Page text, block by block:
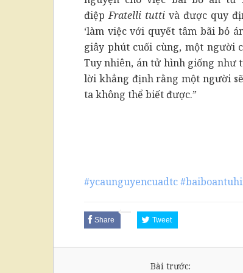
điệpFratelli tuttivà được quy
‘làm việc với quyết tâm bãi bỏ
giây phút cuối cùng, một người
Tuy nhiên, án tử hình giống như
lời khẳng định rằng một người
ta không thể biết được.”
#ycaunguyencuadtc
Share Tweet
Bài trước: